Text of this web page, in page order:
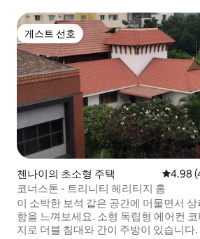
게스트 선호
게스트 선호
첸나이의 초소형 주택 평점
4.98
코너스톤 - 트리니티 헤리티지 홈
이 소박한 보석 같은 공간에 머물면서 상
함을 느껴보세요. 소형 독립형 에어컨 코
지로 더블 침대와 간이 주방이 있습니다.